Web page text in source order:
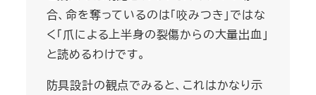
合、命を奪っているのは「咬みつき」ではな
く「爪による上半身の裂傷からの大量出血」
と読めるわけです。
防具設計の観点でみると、これはかなり示